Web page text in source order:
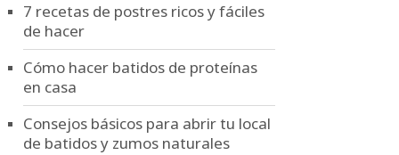
7 recetas de postres ricos y fáciles
de hacer
Cómo hacer batidos de proteínas
en casa
Consejos básicos para abrir tu local
de batidos y zumos naturales